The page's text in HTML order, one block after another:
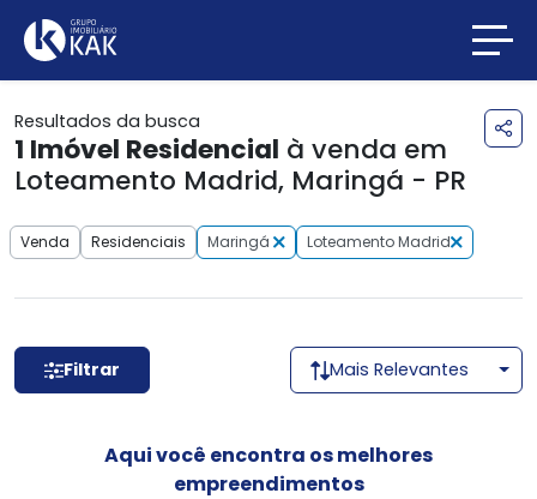
Resultados da busca
1 Imóvel Residencial à venda em
Loteamento Madrid, Maringá - PR
Venda Residenciais Maringá Loteamento Madrid
Filtrar Mais Relevantes
Aqui você encontra os melhores
empreendimentos